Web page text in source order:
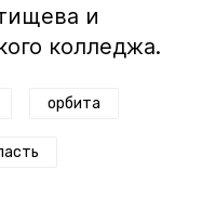
и
колледжа.
орбита